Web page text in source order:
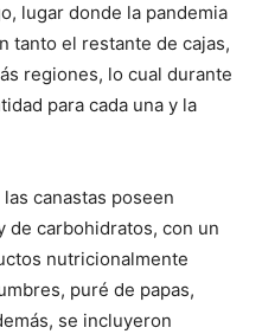
lugar donde la pandemia
tanto el restante de cajas,
regiones, lo cual durante
para cada una y la
canastas poseen
de carbohidratos, con un
nutricionalmente
puré de papas,
se incluyeron